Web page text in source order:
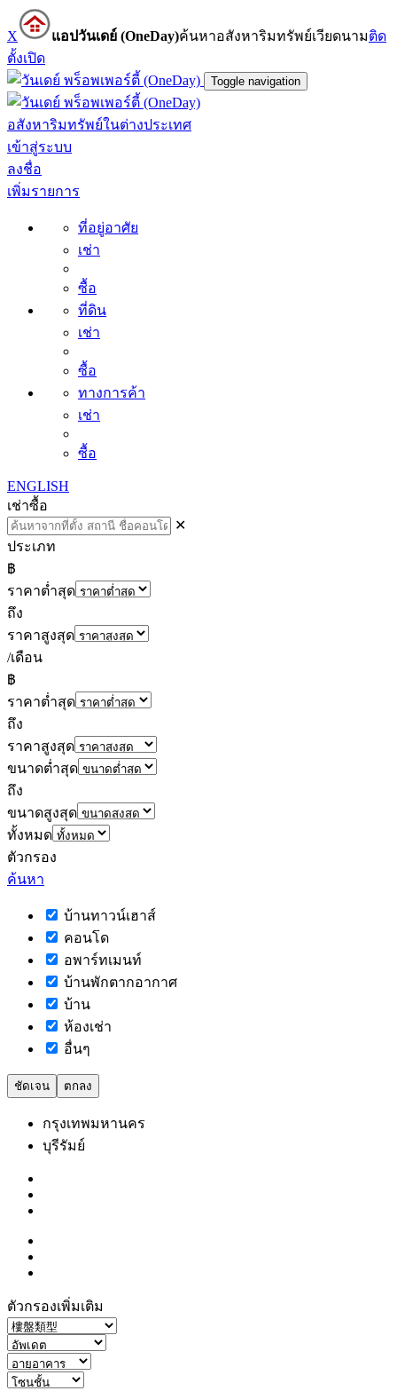
X แอปวันเดย์ (OneDay)ค้นหาอสังหาริมทรัพย์เวียดนามติด
ตั้งเปิด
Toggle navigation
อสังหาริมทรัพย์ในต่างประเทศ
เข้าสู่ระบบ
ลงชื่อ
เพิ่มรายการ
ที่อยู่อาศัย
เช่า
ซื้อ
ที่ดิน
เช่า
ซื้อ
ทางการค้า
เช่า
ซื้อ
ENGLISH
เช่าซื้อ
✕
ประเภท
฿
ราคาต่ำสุด
ถึง
ราคาสูงสุด
/เดือน
฿
ราคาต่ำสุด
ถึง
ราคาสูงสุด
ขนาดต่ำสุด
ถึง
ขนาดสูงสุด
ทั้งหมด
ตัวกรอง
ค้นหา
บ้านทาวน์เฮาส์
คอนโด
อพาร์ทเมนท์
บ้านพักตากอากาศ
บ้าน
ห้องเช่า
อื่นๆ
ชัดเจน ตกลง
กรุงเทพมหานคร
บุรีรัมย์
ตัวกรองเพิ่มเติม